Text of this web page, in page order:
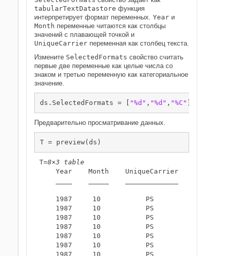
tabularTextDatastore функция
интерпретирует формат переменных. Year и
Month переменные читаются как столбцы
значений с плавающей точкой и
UniqueCarrier переменная как столбец текста.
Измените SelectedFormats свойство считать
первые две переменные как целые числа со
знаком и третью переменную как категориальное
значение.
ds.SelectedFormats = [ "%d" , "%d" , "%C"
Предварительно просматривание данных.
T = preview(ds)
T=8×3 table
    Year    Month    UniqueCarrier
    1987     10           PS
    1987     10           PS
    1987     10           PS
    1987     10           PS
    1987     10           PS
    1987     10           PS
    1987     10           PS